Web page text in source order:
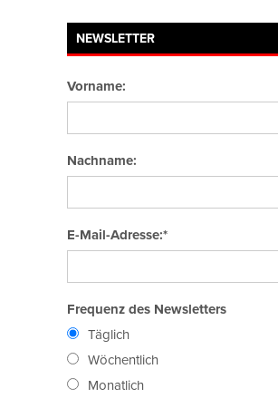
NEWSLETTER
Vorname:
Nachname:
E-Mail-Adresse:*
Frequenz des Newsletters
Täglich
Wöchentlich
Monatlich